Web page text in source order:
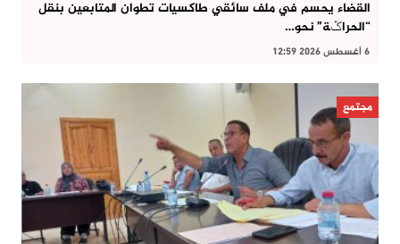
القضاء يحسم في ملف سائقي طاكسيات تطوان المتابعين بنقل
“الحراݣة” نحو…
6 أغسطس 2026 12:59
مجتمع